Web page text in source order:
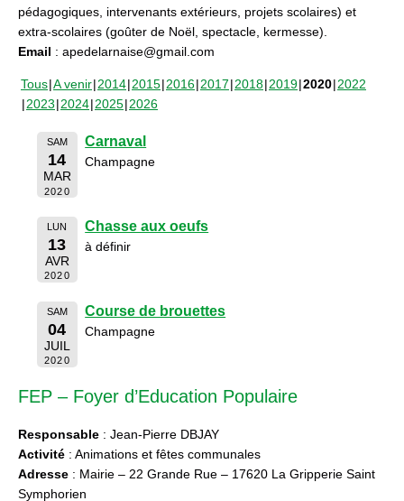
pédagogiques, intervenants extérieurs, projets scolaires) et
extra-scolaires (goûter de Noël, spectacle, kermesse).
Email : apedelarnaise@gmail.com
Tous A venir 2014 2015 2016 2017 2018 2019 2020 2022
2023 2024 2025 2026
SAM
14
MAR
2020
Carnaval
Champagne
LUN
13
AVR
2020
Chasse aux oeufs
à définir
SAM
04
JUIL
2020
Course de brouettes
Champagne
FEP – Foyer d’Education Populaire
Responsable : Jean-Pierre DBJAY
Activité : Animations et fêtes communales
Adresse : Mairie – 22 Grande Rue – 17620 La Gripperie Saint
Symphorien